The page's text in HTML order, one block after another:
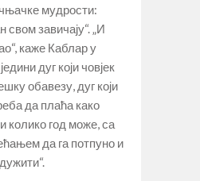
мудрости:
свом завичају“. „И
каже Каблар у
дуг који човјек
обавезу, дуг који
да плаћа како
колико год може, са
да га потпуно и